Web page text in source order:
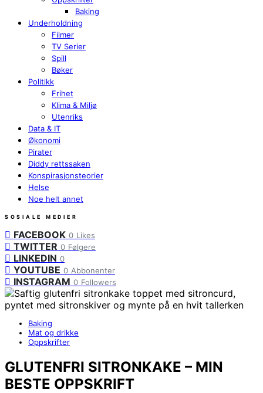
Baking
Underholdning
Filmer
TV Serier
Spill
Bøker
Politikk
Frihet
Klima & Miljø
Utenriks
Data & IT
Økonomi
Pirater
Diddy rettssaken
Konspirasjonsteorier
Helse
Noe helt annet
SOSIALE MEDIER
FACEBOOK 0 Likes
TWITTER 0 Følgere
LINKEDIN 0
YOUTUBE 0 Abbonenter
INSTAGRAM 0 Followers
Baking
Mat og drikke
Oppskrifter
GLUTENFRI SITRONKAKE – MIN
BESTE OPPSKRIFT